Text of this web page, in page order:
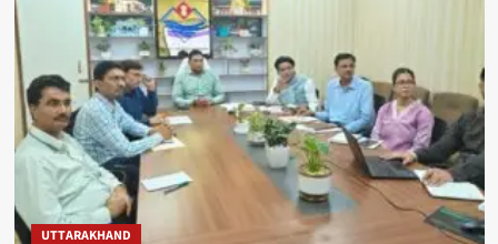
UTTARAKHAND